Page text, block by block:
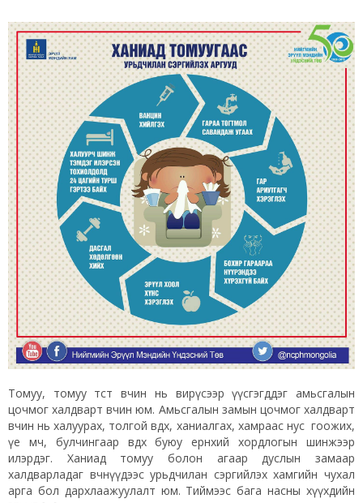
Томуу, томуу төст өвчин нь вирүсээр үүсгэгддэг амьсгалын
цочмог халдварт өвчин юм. Амьсгалын замын цочмог халдварт
өвчин нь халуурах, толгой өвдөх, ханиалгах, хамраас нус гоожих,
үе мөч, булчингаар өвдөх буюу ерөнхий хордлогын шинжээр
илэрдэг. Ханиад томуу болон агаар дуслын замаар
халдварладаг өвчнүүдээс урьдчилан сэргийлэх хамгийн чухал
арга бол дархлаажуулалт юм. Тиймээс бага насны хүүхдийн